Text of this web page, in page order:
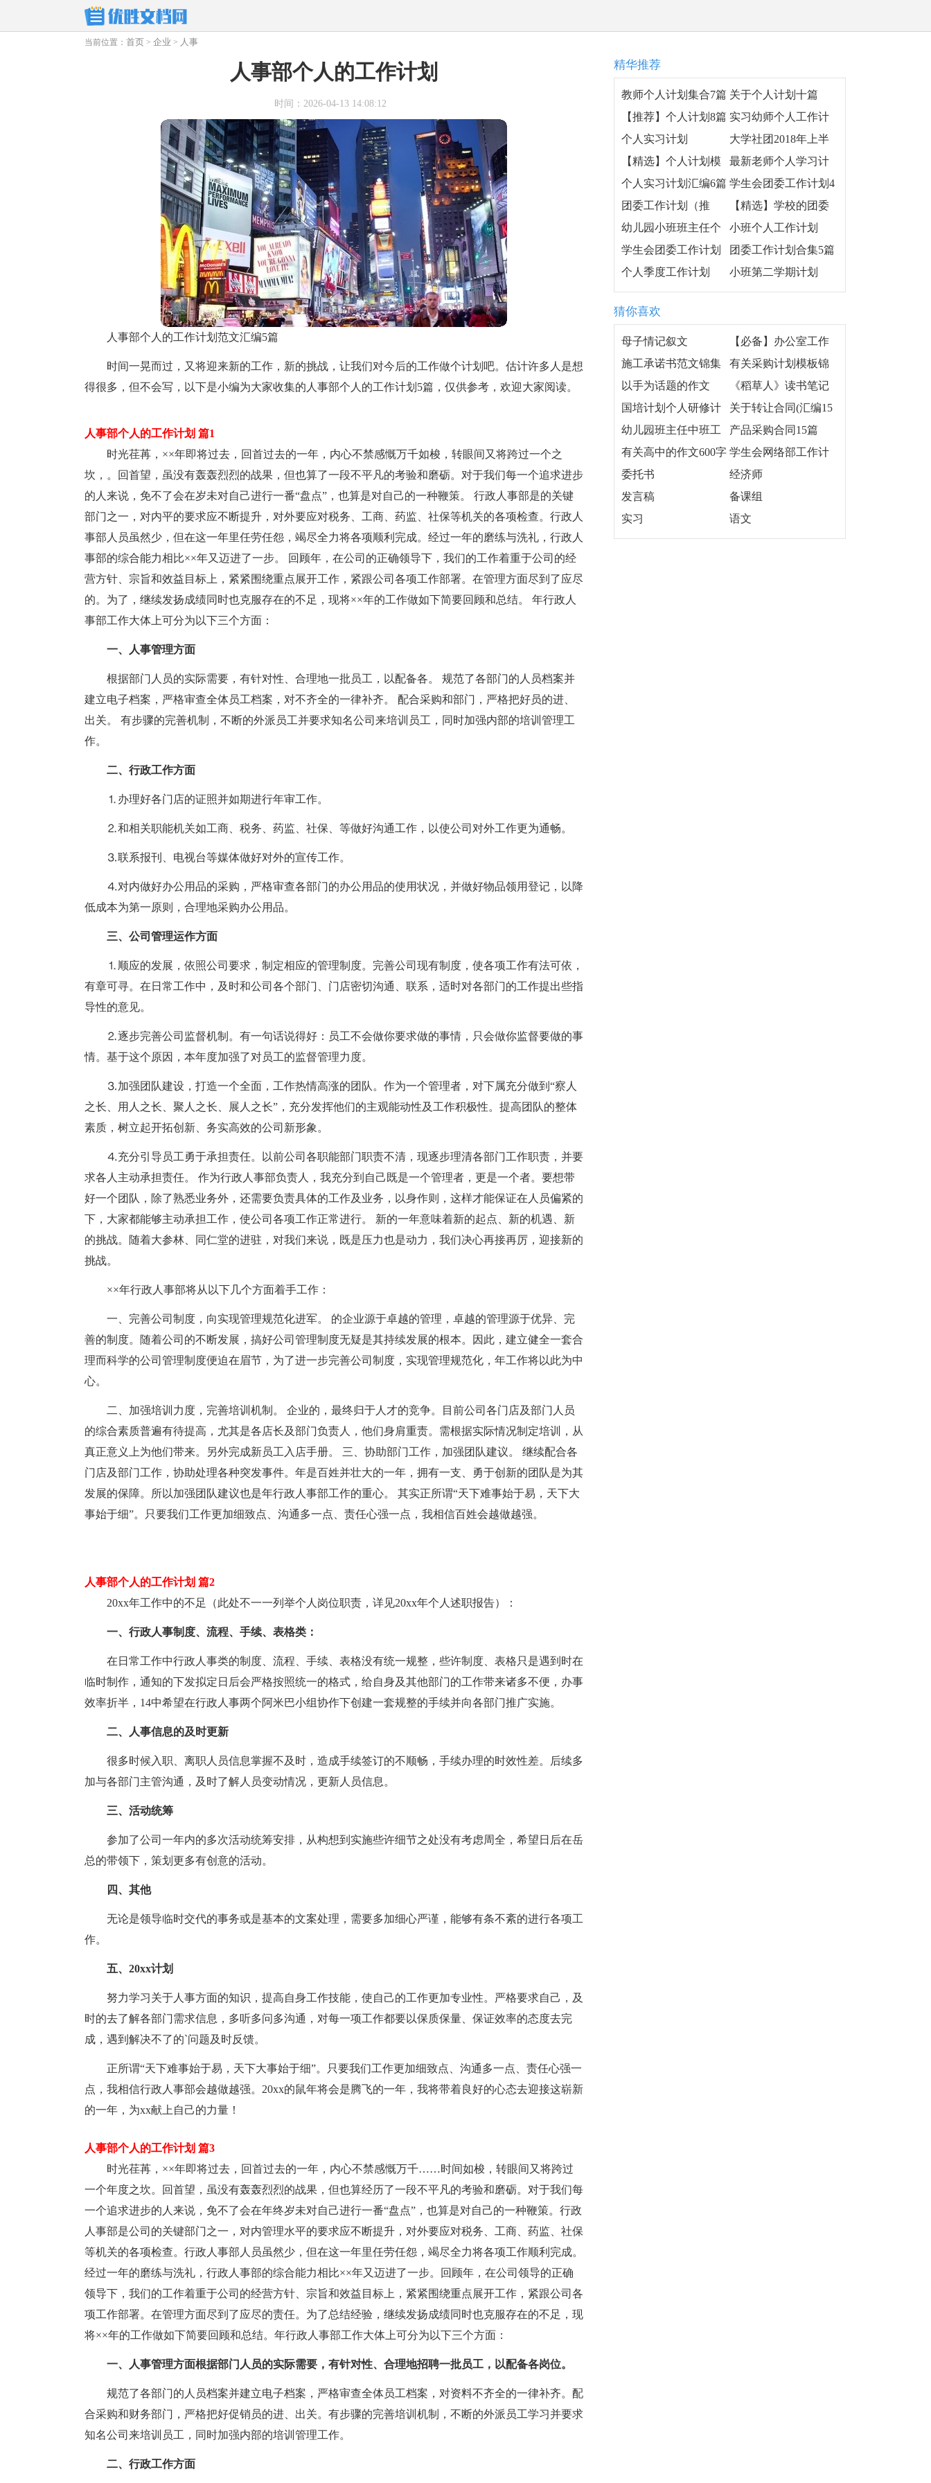
当前位置： 首页 > 企业 > 人事
人事部个人的工作计划
时间：2026-04-13 14:08:12
人事部个人的工作计划范文汇编5篇
时间一晃而过，又将迎来新的工作，新的挑战，让我们对今后的工作做个计划吧。估计许多人是想
得很多，但不会写，以下是小编为大家收集的人事部个人的工作计划5篇，仅供参考，欢迎大家阅读。
人事部个人的工作计划 篇1
时光荏苒，××年即将过去，回首过去的一年，内心不禁感慨万千如梭，转眼间又将跨过一个之
坎，。回首望，虽没有轰轰烈烈的战果，但也算了一段不平凡的考验和磨砺。对于我们每一个追求进步
的人来说，免不了会在岁未对自己进行一番“盘点”，也算是对自己的一种鞭策。 行政人事部是的关键
部门之一，对内平的要求应不断提升，对外要应对税务、工商、药监、社保等机关的各项检查。行政人
事部人员虽然少，但在这一年里任劳任怨，竭尽全力将各项顺利完成。经过一年的磨练与洗礼，行政人
事部的综合能力相比××年又迈进了一步。 回顾年，在公司的正确领导下，我们的工作着重于公司的经
营方针、宗旨和效益目标上，紧紧围绕重点展开工作，紧跟公司各项工作部署。在管理方面尽到了应尽
的。为了，继续发扬成绩同时也克服存在的不足，现将××年的工作做如下简要回顾和总结。 年行政人
事部工作大体上可分为以下三个方面：
一、人事管理方面
根据部门人员的实际需要，有针对性、合理地一批员工，以配备各。 规范了各部门的人员档案并
建立电子档案，严格审查全体员工档案，对不齐全的一律补齐。 配合采购和部门，严格把好员的进、
出关。 有步骤的完善机制，不断的外派员工并要求知名公司来培训员工，同时加强内部的培训管理工
作。
二、行政工作方面
⒈办理好各门店的证照并如期进行年审工作。
⒉和相关职能机关如工商、税务、药监、社保、等做好沟通工作，以使公司对外工作更为通畅。
⒊联系报刊、电视台等媒体做好对外的宣传工作。
⒋对内做好办公用品的采购，严格审查各部门的办公用品的使用状况，并做好物品领用登记，以降
低成本为第一原则，合理地采购办公用品。
三、公司管理运作方面
⒈顺应的发展，依照公司要求，制定相应的管理制度。完善公司现有制度，使各项工作有法可依，
有章可寻。在日常工作中，及时和公司各个部门、门店密切沟通、联系，适时对各部门的工作提出些指
导性的意见。
⒉逐步完善公司监督机制。有一句话说得好：员工不会做你要求做的事情，只会做你监督要做的事
情。基于这个原因，本年度加强了对员工的监督管理力度。
⒊加强团队建设，打造一个全面，工作热情高涨的团队。作为一个管理者，对下属充分做到“察人
之长、用人之长、聚人之长、展人之长”，充分发挥他们的主观能动性及工作积极性。提高团队的整体
素质，树立起开拓创新、务实高效的公司新形象。
⒋充分引导员工勇于承担责任。以前公司各职能部门职责不清，现逐步理清各部门工作职责，并要
求各人主动承担责任。 作为行政人事部负责人，我充分到自己既是一个管理者，更是一个者。要想带
好一个团队，除了熟悉业务外，还需要负责具体的工作及业务，以身作则，这样才能保证在人员偏紧的
下，大家都能够主动承担工作，使公司各项工作正常进行。 新的一年意味着新的起点、新的机遇、新
的挑战。随着大参林、同仁堂的进驻，对我们来说，既是压力也是动力，我们决心再接再厉，迎接新的
挑战。
××年行政人事部将从以下几个方面着手工作：
一、完善公司制度，向实现管理规范化进军。 的企业源于卓越的管理，卓越的管理源于优异、完
善的制度。随着公司的不断发展，搞好公司管理制度无疑是其持续发展的根本。因此，建立健全一套合
理而科学的公司管理制度便迫在眉节，为了进一步完善公司制度，实现管理规范化，年工作将以此为中
心。
二、加强培训力度，完善培训机制。 企业的，最终归于人才的竞争。目前公司各门店及部门人员
的综合素质普遍有待提高，尤其是各店长及部门负责人，他们身肩重责。需根据实际情况制定培训，从
真正意义上为他们带来。另外完成新员工入店手册。 三、协助部门工作，加强团队建议。 继续配合各
门店及部门工作，协助处理各种突发事件。年是百姓并壮大的一年，拥有一支、勇于创新的团队是为其
发展的保障。所以加强团队建议也是年行政人事部工作的重心。 其实正所谓“天下难事始于易，天下大
事始于细”。只要我们工作更加细致点、沟通多一点、责任心强一点，我相信百姓会越做越强。
人事部个人的工作计划 篇2
20xx年工作中的不足（此处不一一列举个人岗位职责，详见20xx年个人述职报告）：
一、行政人事制度、流程、手续、表格类：
在日常工作中行政人事类的制度、流程、手续、表格没有统一规整，些许制度、表格只是遇到时在
临时制作，通知的下发拟定日后会严格按照统一的格式，给自身及其他部门的工作带来诸多不便，办事
效率折半，14中希望在行政人事两个阿米巴小组协作下创建一套规整的手续并向各部门推广实施。
二、人事信息的及时更新
很多时候入职、离职人员信息掌握不及时，造成手续签订的不顺畅，手续办理的时效性差。后续多
加与各部门主管沟通，及时了解人员变动情况，更新人员信息。
三、活动统筹
参加了公司一年内的多次活动统筹安排，从构想到实施些许细节之处没有考虑周全，希望日后在岳
总的带领下，策划更多有创意的活动。
四、其他
无论是领导临时交代的事务或是基本的文案处理，需要多加细心严谨，能够有条不紊的进行各项工
作。
五、20xx计划
努力学习关于人事方面的知识，提高自身工作技能，使自己的工作更加专业性。严格要求自己，及
时的去了解各部门需求信息，多听多问多沟通，对每一项工作都要以保质保量、保证效率的态度去完
成，遇到解决不了的`问题及时反馈。
正所谓“天下难事始于易，天下大事始于细”。只要我们工作更加细致点、沟通多一点、责任心强一
点，我相信行政人事部会越做越强。20xx的鼠年将会是腾飞的一年，我将带着良好的心态去迎接这崭新
的一年，为xx献上自己的力量！
人事部个人的工作计划 篇3
时光荏苒，××年即将过去，回首过去的一年，内心不禁感慨万千……时间如梭，转眼间又将跨过
一个年度之坎。回首望，虽没有轰轰烈烈的战果，但也算经历了一段不平凡的考验和磨砺。对于我们每
一个追求进步的人来说，免不了会在年终岁未对自己进行一番“盘点”，也算是对自己的一种鞭策。行政
人事部是公司的关键部门之一，对内管理水平的要求应不断提升，对外要应对税务、工商、药监、社保
等机关的各项检查。行政人事部人员虽然少，但在这一年里任劳任怨，竭尽全力将各项工作顺利完成。
经过一年的磨练与洗礼，行政人事部的综合能力相比××年又迈进了一步。回顾年，在公司领导的正确
领导下，我们的工作着重于公司的经营方针、宗旨和效益目标上，紧紧围绕重点展开工作，紧跟公司各
项工作部署。在管理方面尽到了应尽的责任。为了总结经验，继续发扬成绩同时也克服存在的不足，现
将××年的工作做如下简要回顾和总结。年行政人事部工作大体上可分为以下三个方面：
一、人事管理方面根据部门人员的实际需要，有针对性、合理地招聘一批员工，以配备各岗位。
规范了各部门的人员档案并建立电子档案，严格审查全体员工档案，对资料不齐全的一律补齐。配
合采购和财务部门，严格把好促销员的进、出关。有步骤的完善培训机制，不断的外派员工学习并要求
知名公司来培训员工，同时加强内部的培训管理工作。
二、行政工作方面
精华推荐
教师个人计划集合7篇 关于个人计划十篇
【推荐】个人计划8篇 实习幼师个人工作计
划
个人实习计划
大学社团2018年上半
年工作计划
【精选】个人计划模
板汇总9篇
最新老师个人学习计
划
个人实习计划汇编6篇 学生会团委工作计划4
篇
团委工作计划（推
荐）
【精选】学校的团委
工作计划三篇
幼儿园小班班主任个
人工作计划
小班个人工作计划
学生会团委工作计划
模板锦集7篇
团委工作计划合集5篇
个人季度工作计划
小班第二学期计划
猜你喜欢
母子情记叙文
【必备】办公室工作
计划范文集锦9篇
施工承诺书范文锦集
六篇
有关采购计划模板锦
集8篇
以手为话题的作文
《稻草人》读书笔记
15篇
国培计划个人研修计
划
关于转让合同(汇编15
篇)
幼儿园班主任中班工
作计划
产品采购合同15篇
有关高中的作文600字
集锦五篇
学生会网络部工作计
划15篇
委托书
经济师
发言稿
备课组
实习
语文